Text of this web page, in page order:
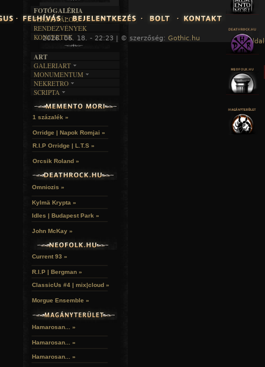
2026. 06. 18. - 22:23 | © szerzőség: Gothic.hu « Főoldal
FOTÓGALÉRIA
FESZTIVÁLOK
RENDEZVÉNYEK
KONCERTEK
ART
GALERIART
ARTGALERI
KÉPREGÉNYEK
LAKÁSKULTS
MONUMENTUM
TEMETŐK
TEMPLOMOK
VÁRAK
HELYEK
NEKRETRO
SZUBKULT
FEKETE LYUK
RELIKVIÁK
SCRIPTA
NOVELLÁK
VERSEK
1 százalék »
Orridge | Napok Romjai »
R.I.P Orridge | L.T.S »
Orcsik Roland »
Omniozis »
Kylmä Krypta »
Idles | Budapest Park »
John McKay »
Current 93 »
R.I.P | Bergman »
ClassicUs #4 | mix|cloud »
Morgue Ensemble »
Hamarosan... »
Hamarosan... »
Hamarosan... »